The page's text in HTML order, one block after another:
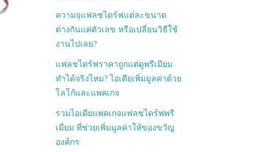
ความจุแฟลชไดร์ฟแต่ละขนาด
ต่างกันแค่ตัวเลข หรือเปลี่ยนวิธีใช้
งานไปเลย?
แฟลชไดร์ฟราคาถูกแต่ดูพรีเมียม
ทำได้จริงไหม? ไอเดียเพิ่มมูลค่าด้วย
โลโก้และแพคเกจ
รวมไอเดียแพคเกจแฟลชไดร์ฟพรี
เมี่ยม ที่ช่วยเพิ่มมูลค่าให้ของขวัญ
องค์กร